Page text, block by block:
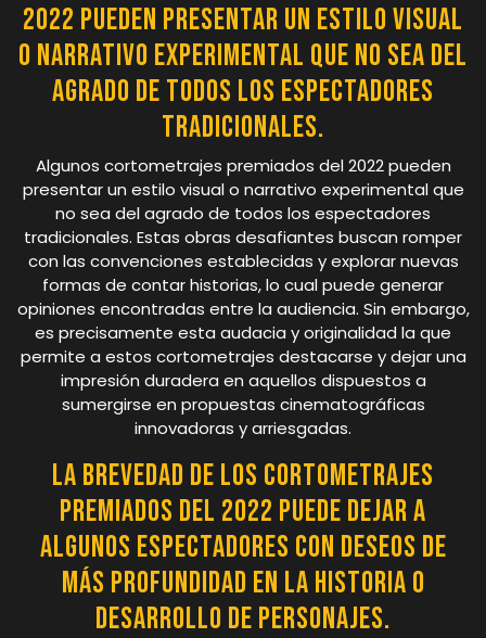
2022 pueden presentar un estilo visual
o narrativo experimental que no sea del
agrado de todos los espectadores
tradicionales.
Algunos cortometrajes premiados del 2022 pueden
presentar un estilo visual o narrativo experimental que
no sea del agrado de todos los espectadores
tradicionales. Estas obras desafiantes buscan romper
con las convenciones establecidas y explorar nuevas
formas de contar historias, lo cual puede generar
opiniones encontradas entre la audiencia. Sin embargo,
es precisamente esta audacia y originalidad la que
permite a estos cortometrajes destacarse y dejar una
impresión duradera en aquellos dispuestos a
sumergirse en propuestas cinematográficas
innovadoras y arriesgadas.
La brevedad de los cortometrajes
premiados del 2022 puede dejar a
algunos espectadores con deseos de
más profundidad en la historia o
desarrollo de personajes.